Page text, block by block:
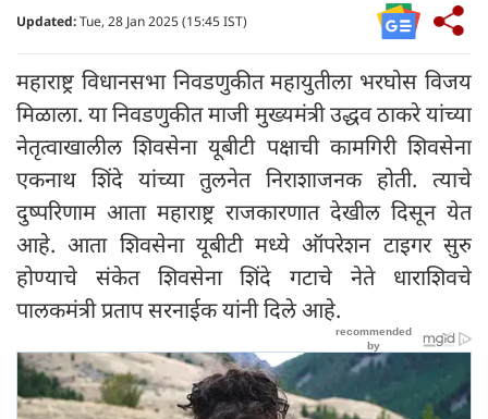
Updated:Tue, 28 Jan 2025 (15:45 IST)
महाराष्ट्र विधानसभा निवडणुकीत महायुतीला भरघोस विजय
मिळाला. या निवडणुकीत माजी मुख्यमंत्री उद्धव ठाकरे यांच्या
नेतृत्वाखालील शिवसेना यूबीटी पक्षाची कामगिरी शिवसेना
एकनाथ शिंदे यांच्या तुलनेत निराशाजनक होती. त्याचे
दुष्परिणाम आता महाराष्ट्र राजकारणात देखील दिसून येत
आहे. आता शिवसेना यूबीटी मध्ये ऑपरेशन टाइगर सुरु
होण्याचे संकेत शिवसेना शिंदे गटाचे नेते धाराशिवचे
पालकमंत्री प्रताप सरनाईक यांनी दिले आहे.